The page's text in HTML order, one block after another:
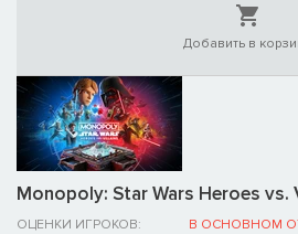
Добавить в
Monopoly: Star Wars Heroes vs.
ОЦЕНКИ ИГРОКОВ:
В ОСНОВНОМ